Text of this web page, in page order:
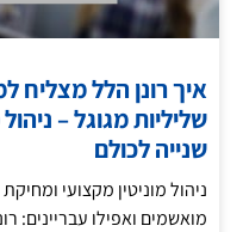
איך רונן הלל מצליח
שליליות מגוגל –
שנייה לכולם
ניהול מוניטין מקצועי
מואשמים ואפילו עבריינים: